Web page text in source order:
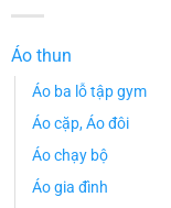
Áo thun
Áo ba lỗ tập gym
Áo cặp, Áo đôi
Áo chạy bộ
Áo gia đình